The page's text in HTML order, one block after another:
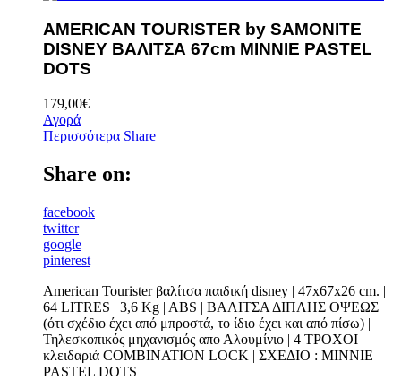
AMERICAN TOURISTER by SAMONITE
DISNEY ΒΑΛΙΤΣΑ 67cm MINNIE PASTEL
DOTS
179,00€
Αγορά
Περισσότερα Share
Share on:
facebook
twitter
google
pinterest
American Tourister βαλίτσα παιδική disney | 47x67x26 cm. |
64 LITRES | 3,6 Kg | ABS | ΒΑΛΙΤΣΑ ΔΙΠΛΗΣ ΟΨΕΩΣ
(ότι σχέδιο έχει από μπροστά, το ίδιο έχει και από πίσω) |
Τηλεσκοπικός μηχανισμός απο Αλουμίνιο | 4 TΡOXOI |
κλειδαριά COMBINATION LOCK | ΣΧΕΔΙΟ : MINNIE
PASTEL DOTS